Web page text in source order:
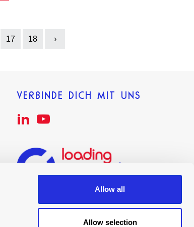
Allow all
Allow selection
17 18
Next
›
VERBINDE DICH MIT UNS